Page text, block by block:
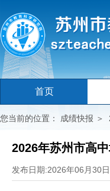
首页
您当前的位置： 成绩快报 ＞
2026年苏州市高
发布日期:2026年06月